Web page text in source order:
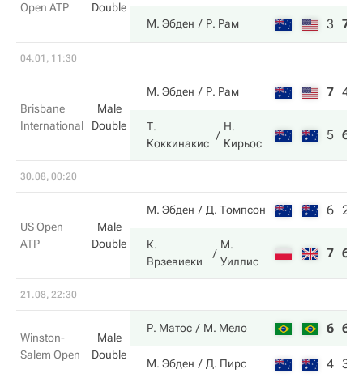
Open ATP
Double
М. Эбден Р. Рам 3 7
04.01, 11:30
Brisbane
International
Male
Double
М. Эбден Р. Рам 7 4
Т.
Коккинакис
Н.
Кирьос
5 6
30.08, 00:20
US Open
ATP
Male
Double
М. Эбден Д. Томпсон 6 2
К.
Врзевиеки
М.
Уиллис
7 6
21.08, 22:30
Winston-
Salem Open
Male
Double
Р. Матос М. Мело 6 6
М. Эбден Д. Пирс 4 3